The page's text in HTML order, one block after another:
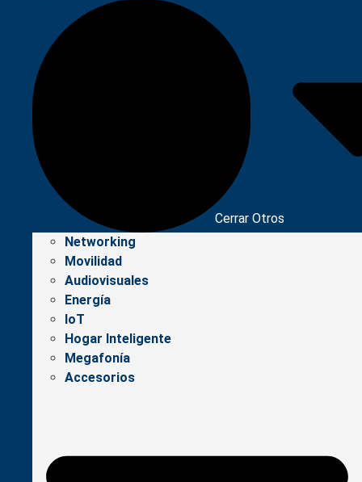
Cerrar Otros
Networking
Movilidad
Audiovisuales
Energía
IoT
Hogar Inteligente
Megafonía
Accesorios